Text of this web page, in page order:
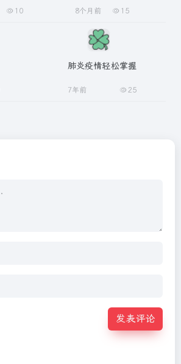
10 8个月前 15
肺炎疫情轻松掌握
7年前 25
发表评论